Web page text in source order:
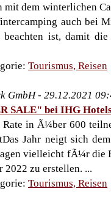
mit dem winterlichen
auch bei
ist, damit
Tourismus, Reisen
GmbH - 29.12.2021
SALE" bei IHG
in Ã¼ber 600
Jahr neigt sich
vielleicht fÃ¼r die
zu erstellen. ...
Tourismus, Reisen